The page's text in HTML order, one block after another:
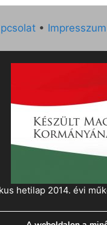
• Impresszum
hetilap 2014. évi